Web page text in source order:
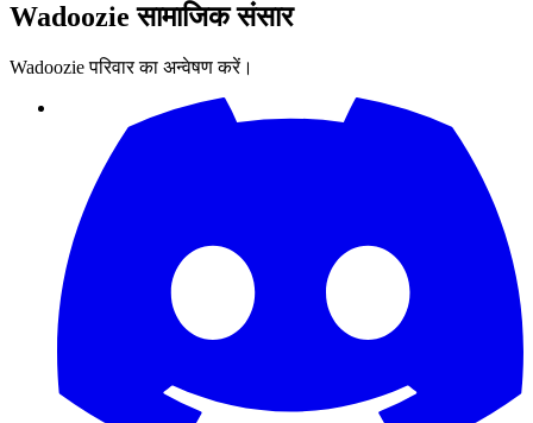
Wadoozie सामाजिक संसार
Wadoozie परिवार का अन्वेषण करें।